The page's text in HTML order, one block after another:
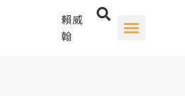
賴威
翰